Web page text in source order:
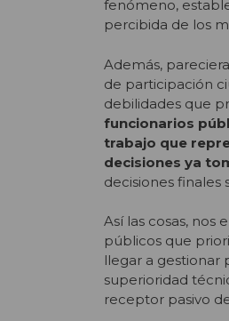
fenómeno,
percibida de los
Además,
de participación
debilidades que
funcionarios
trabajo que
decisiones ya
decisiones
Así las cosas,
públicos que
llegar a gestionar
superioridad
receptor pasivo